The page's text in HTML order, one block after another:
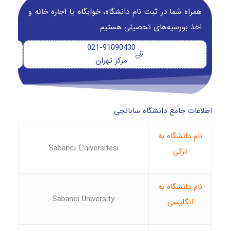
همراه شما در ثبت نام دانشگاه‌، خوابگاه یا اجاره خانه و
اخذ بورسیه‌های تحصیلی هستیم.
021-91090430
مرکز تهران
اطلاعات جامع دانشگاه سابانجی
نام دانشگاه به
ترکی
Sabancı Üniversitesi
نام دانشگاه به
انگلیسی
Sabanci University